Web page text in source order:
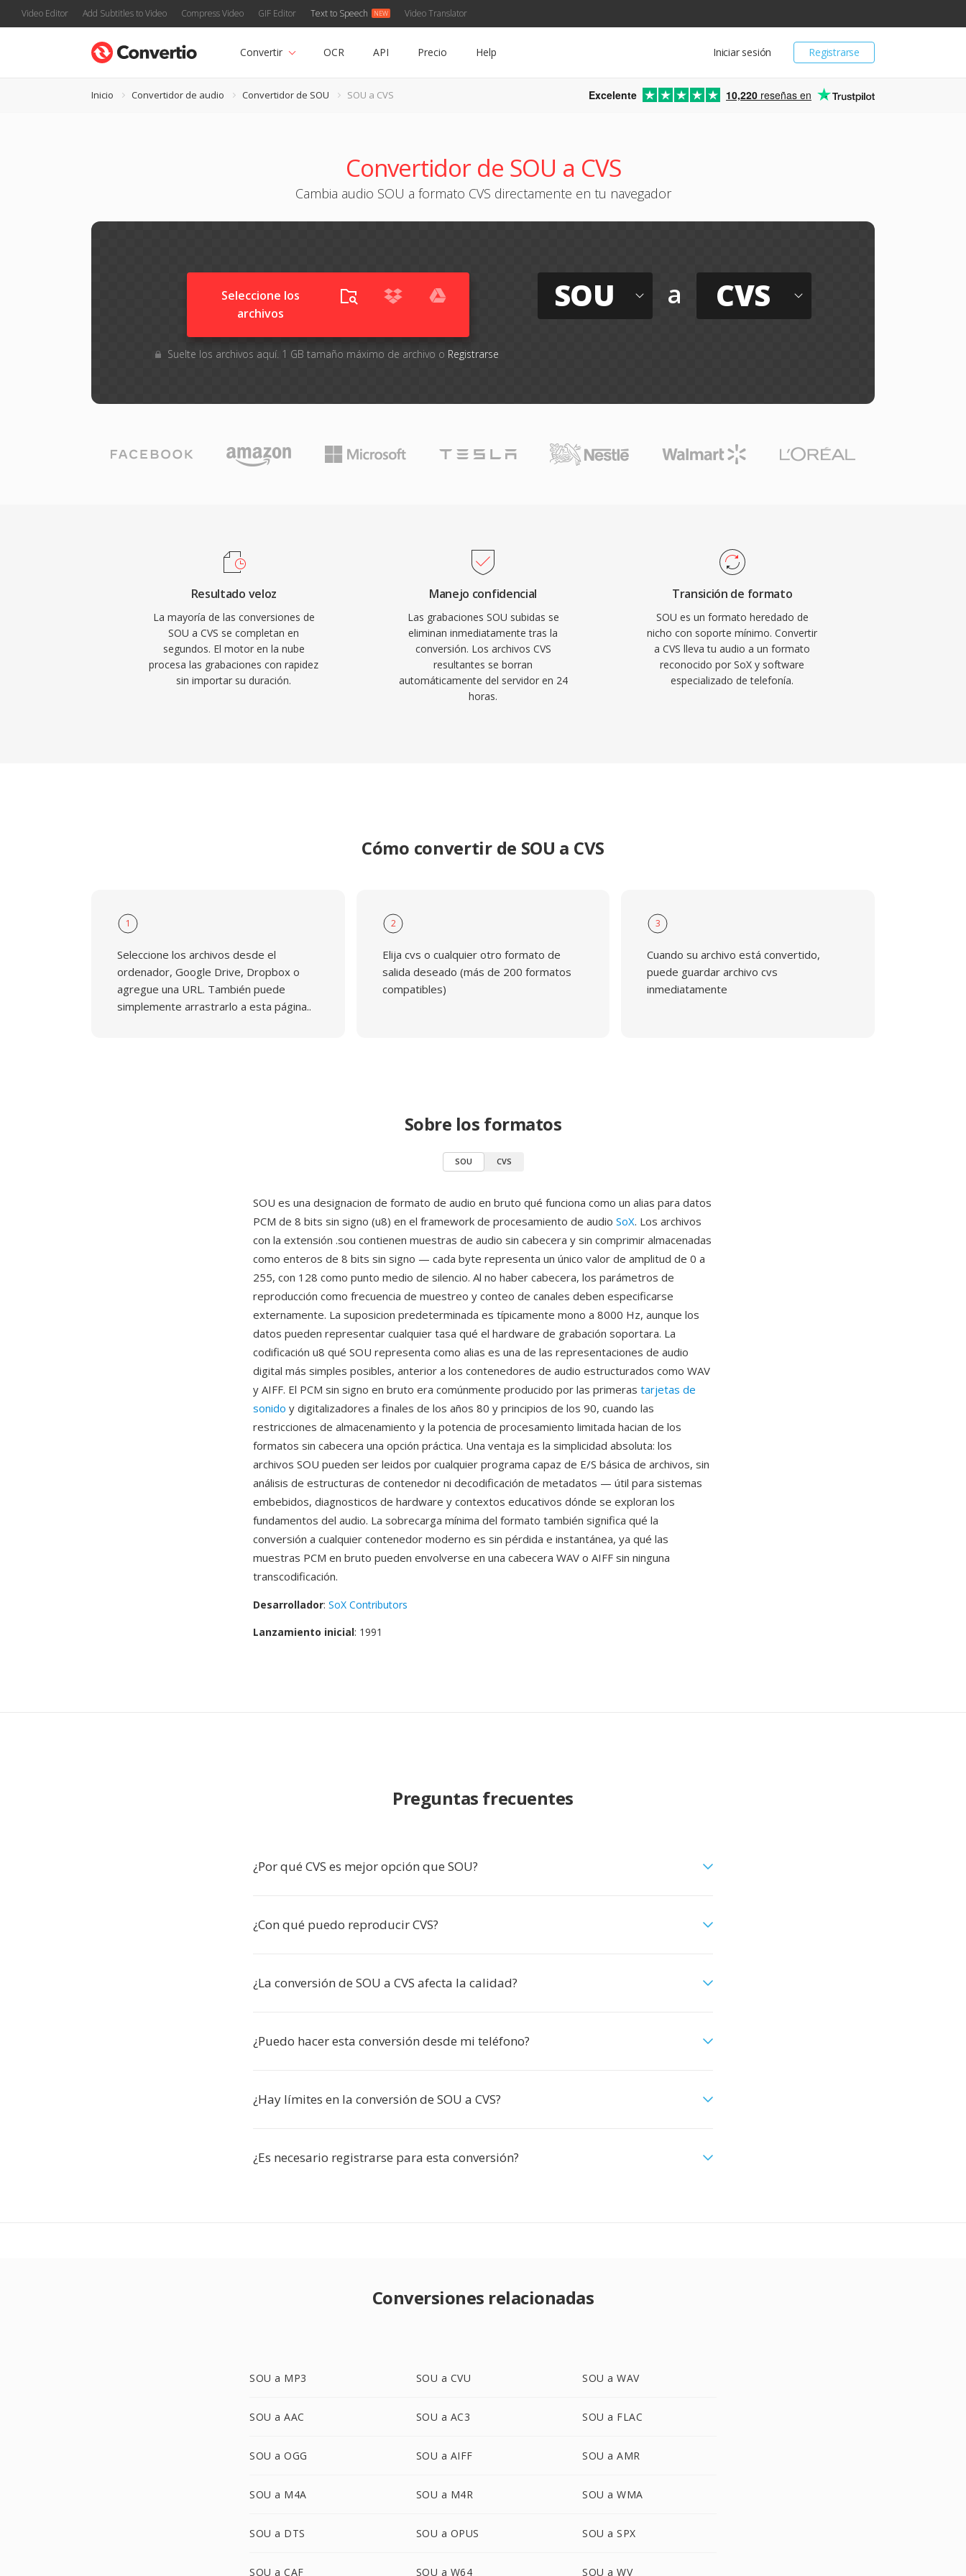
Video Editor Add Subtitles to Video Compress Video GIF Editor Text to Speech Video Translator
Registrarse
Iniciar sesión
Convertir OCR API Precio Help
Inicio Convertidor de audio Convertidor de SOU SOU a CVS Excelente 10,220 reseñas en
Convertidor de SOU a CVS
Cambia audio SOU a formato CVS directamente en tu navegador
Seleccione los
archivos
Suelte los archivos aquí. 1 GB tamaño máximo de archivo o Registrarse
SOU a CVS
Resultado veloz
La mayoría de las conversiones de
SOU a CVS se completan en
segundos. El motor en la nube
procesa las grabaciones con rapidez
sin importar su duración.
Manejo confidencial
Las grabaciones SOU subidas se
eliminan inmediatamente tras la
conversión. Los archivos CVS
resultantes se borran
automáticamente del servidor en 24
horas.
Transición de formato
SOU es un formato heredado de
nicho con soporte mínimo. Convertir
a CVS lleva tu audio a un formato
reconocido por SoX y software
especializado de telefonía.
Cómo convertir de SOU a CVS
1
Seleccione los archivos desde el
ordenador, Google Drive, Dropbox o
agregue una URL. También puede
simplemente arrastrarlo a esta página..
2
Elija cvs o cualquier otro formato de
salida deseado (más de 200 formatos
compatibles)
3
Cuando su archivo está convertido,
puede guardar archivo cvs
inmediatamente
Sobre los formatos
SOU CVS
SOU es una designacion de formato de audio en bruto qué funciona como un alias para datos
PCM de 8 bits sin signo (u8) en el framework de procesamiento de audio SoX. Los archivos
con la extensión .sou contienen muestras de audio sin cabecera y sin comprimir almacenadas
como enteros de 8 bits sin signo — cada byte representa un único valor de amplitud de 0 a
255, con 128 como punto medio de silencio. Al no haber cabecera, los parámetros de
reproducción como frecuencia de muestreo y conteo de canales deben especificarse
externamente. La suposicion predeterminada es típicamente mono a 8000 Hz, aunque los
datos pueden representar cualquier tasa qué el hardware de grabación soportara. La
codificación u8 qué SOU representa como alias es una de las representaciones de audio
digital más simples posibles, anterior a los contenedores de audio estructurados como WAV
y AIFF. El PCM sin signo en bruto era comúnmente producido por las primeras tarjetas de
sonido y digitalizadores a finales de los años 80 y principios de los 90, cuando las
restricciones de almacenamiento y la potencia de procesamiento limitada hacian de los
formatos sin cabecera una opción práctica. Una ventaja es la simplicidad absoluta: los
archivos SOU pueden ser leidos por cualquier programa capaz de E/S básica de archivos, sin
análisis de estructuras de contenedor ni decodificación de metadatos — útil para sistemas
embebidos, diagnosticos de hardware y contextos educativos dónde se exploran los
fundamentos del audio. La sobrecarga mínima del formato también significa qué la
conversión a cualquier contenedor moderno es sin pérdida e instantánea, ya qué las
muestras PCM en bruto pueden envolverse en una cabecera WAV o AIFF sin ninguna
transcodificación.
Desarrollador: SoX Contributors
Lanzamiento inicial: 1991
Preguntas frecuentes
¿Por qué CVS es mejor opción que SOU?
¿Con qué puedo reproducir CVS?
¿La conversión de SOU a CVS afecta la calidad?
¿Puedo hacer esta conversión desde mi teléfono?
¿Hay límites en la conversión de SOU a CVS?
¿Es necesario registrarse para esta conversión?
Conversiones relacionadas
SOU a MP3 SOU a CVU SOU a WAV
SOU a AAC SOU a AC3 SOU a FLAC
SOU a OGG SOU a AIFF SOU a AMR
SOU a M4A SOU a M4R SOU a WMA
SOU a DTS SOU a OPUS SOU a SPX
SOU a CAF SOU a W64 SOU a WV